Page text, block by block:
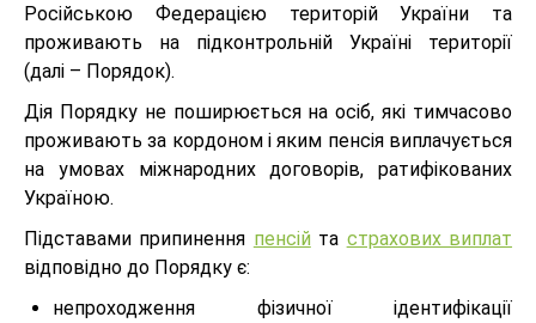
Російською Федерацією територій України та
проживають на підконтрольній Україні території
(далі – Порядок).
Дія Порядку не поширюється на осіб, які тимчасово
проживають за кордоном і яким пенсія виплачується
на умовах міжнародних договорів, ратифікованих
Україною.
Підставами припинення пенсійта страхових виплат
відповідно до Порядку є:
непроходження фізичної ідентифікації